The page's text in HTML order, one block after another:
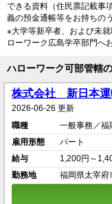
できる資料（住民票記載事
義の預金通帳等をお持ちの
※大学等新卒者、および未
ローワーク広島学卒部門へ
ハローワーク可部管轄
株式会社 新日本運
2026-06-26 更新
職種
一般事務／福
雇用形態
パート
給与
1,200円～
勤務地
福岡県太宰府